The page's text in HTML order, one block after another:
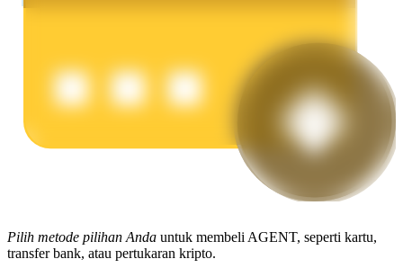
Babi Kekuatan
Dapatkan imbalan kompetitif setiap hari
Pilih metode pilihan Anda untuk membeli AGENT, seperti kartu,
transfer bank, atau pertukaran kripto.